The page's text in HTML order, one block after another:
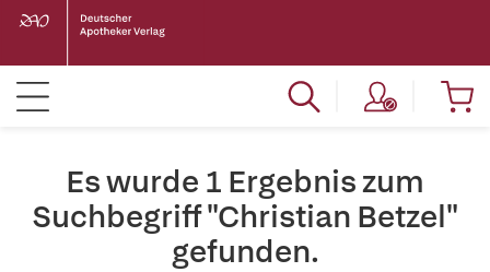
Es wurde 1 Ergebnis zum
Suchbegriff "Christian Betzel"
gefunden.